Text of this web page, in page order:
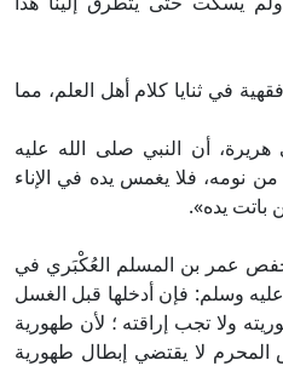
في ثنايا كلام أهل العلم، مما
أن النبي صلى الله عليه
نومه، فلا يغمس يده في الإناء
باتت يده».
عمر بن المسلم العُكْبَري في
وسلم: فإن أدخلها قبل الغسل
ولا تجب إراقته ؛ لأن طهورية
المحرم لا يقتضي إبطال طهورية